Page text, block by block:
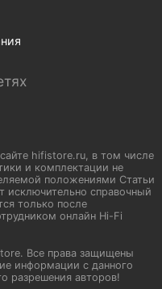
hifistore.ru, в том числе
и комплектации не
положениями Статьи
исключительно справочный
только после
онлайн Hi-Fi
Все права защищены
информации с данного
разрешения авторов!